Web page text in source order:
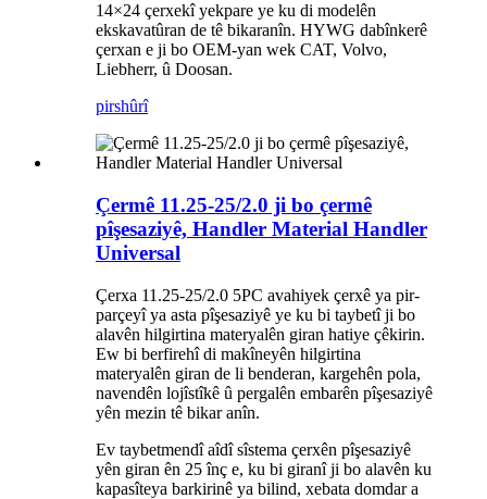
14×24 çerxekî yekpare ye ku di modelên
ekskavatûran de tê bikaranîn. HYWG dabînkerê
çerxan e ji bo OEM-yan wek CAT, Volvo,
Liebherr, û Doosan.
pirshûrî
Çermê 11.25-25/2.0 ji bo çermê
pîşesaziyê, Handler Material Handler
Universal
Çerxa 11.25-25/2.0 5PC avahiyek çerxê ya pir-
parçeyî ya asta pîşesaziyê ye ku bi taybetî ji bo
alavên hilgirtina materyalên giran hatiye çêkirin.
Ew bi berfirehî di makîneyên hilgirtina
materyalên giran de li benderan, kargehên pola,
navendên lojîstîkê û pergalên embarên pîşesaziyê
yên mezin tê bikar anîn.
Ev taybetmendî aîdî sîstema çerxên pîşesaziyê
yên giran ên 25 înç e, ku bi giranî ji bo alavên ku
kapasîteya barkirinê ya bilind, xebata domdar a